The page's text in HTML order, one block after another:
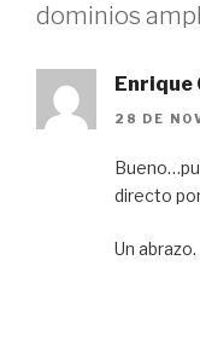
dominios
Enrique
28 DE
directo
Un abrazo.